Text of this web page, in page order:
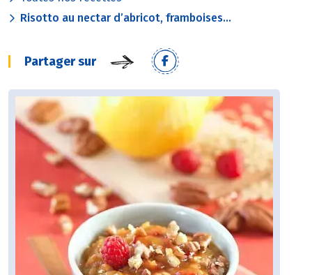
Risotto au nectar d’abricot, framboises...
Partager sur